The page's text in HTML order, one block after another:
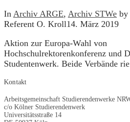
In Archiv ARGE, Archiv STWe by
Referent O. Kroll14. März 2019
Aktion zur Europa-Wahl von
Hochschulrektorenkonferenz und
Studentenwerk. Beide Verbände
Kontakt
Arbeitsgemeinschaft Studierendenwerke
c/o Kölner Studierendenwerk
Universitätsstraße 14